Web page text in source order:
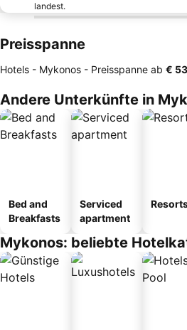
landest.
Preisspanne
Hotels - Mykonos - Preisspanne ab ‎€ 53
Andere Unterkünfte in
Bed and
Breakfasts
Serviced
apartment
Mykonos: beliebte